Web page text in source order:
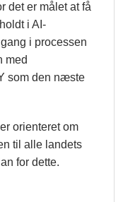
det er målet at få
i AI-
i processen
med
som den næste
orienteret om
til alle landets
for dette.